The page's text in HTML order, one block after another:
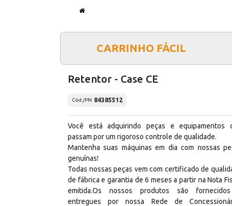
CARRINHO FÁCIL
Retentor - Case CE
Cód./PN 84385512
Você está adquirindo peças e equipamentos
passam por um rigoroso controle de qualidade.
Mantenha suas máquinas em dia com nossas
genuínas!
Todas nossas peças vem com certificado de
de fábrica e garantia de 6 meses a partir na Nota
emitida.Os nossos produtos são
entregues por nossa Rede de